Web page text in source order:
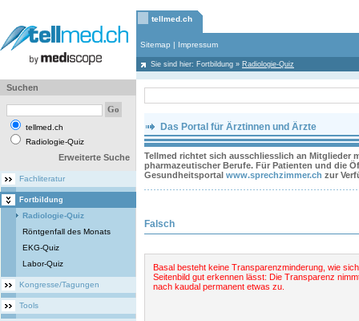
tellmed.ch
Sitemap | Impressum
Sie sind hier: Fortbildung » Radiologie-Quiz
Suchen
tellmed.ch
Radiologie-Quiz
Erweiterte Suche
Fachliteratur
Fortbildung
Radiologie-Quiz
Röntgenfall des Monats
EKG-Quiz
Labor-Quiz
Kongresse/Tagungen
Tools
Das Portal für Ärztinnen und Ärzte
Tellmed richtet sich ausschliesslich an Mitglieder
pharmazeutischer Berufe. Für Patienten und die
Gesundheitsportal www.sprechzimmer.ch zur
Falsch
Basal besteht keine Transparenzminderung, wie
Seitenbild gut erkennen lässt: Die Transparenz
nach kaudal permanent etwas zu.